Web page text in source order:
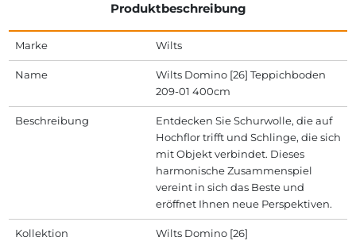
Produktbeschreibung
Marke Wilts
Name
Wilts Domino [26] Teppichboden
209-01 400cm
Beschreibung
Entdecken Sie Schurwolle, die auf
Hochflor trifft und Schlinge, die sich
mit Objekt verbindet. Dieses
harmonische Zusammenspiel
vereint in sich das Beste und
eröffnet Ihnen neue Perspektiven.
Kollektion Wilts Domino [26]